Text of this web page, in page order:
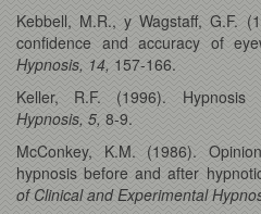
Kebbell, M.R., y Wagstaff, G.F.
confidence and accuracy of
Hypnosis, 14, 157-166.
Keller, R.F. (1996). Hypnosis
Hypnosis, 5, 8-9.
McConkey, K.M. (1986).
hypnosis before and after
of Clinical and Experimental